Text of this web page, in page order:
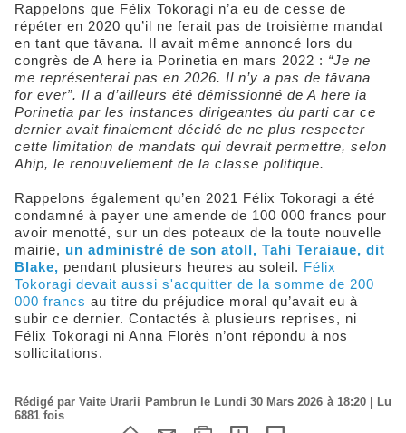
Rappelons que Félix Tokoragi n’a eu de cesse de
répéter en 2020 qu’il ne ferait pas de troisième mandat
en tant que tāvana. Il avait même annoncé lors du
congrès de A here ia Porinetia en mars 2022 : “Je ne
me représenterai pas en 2026. Il n’y a pas de tāvana
for ever”. Il a d’ailleurs été démissionné de A here ia
Porinetia par les instances dirigeantes du parti car ce
dernier avait finalement décidé de ne plus respecter
cette limitation de mandats qui devrait permettre, selon
Ahip, le renouvellement de la classe politique.
Rappelons également qu’en 2021 Félix Tokoragi a été
condamné à payer une amende de 100 000 francs pour
avoir menotté, sur un des poteaux de la toute nouvelle
mairie, un administré de son atoll, Tahi Teraiaue, dit
Blake, pendant plusieurs heures au soleil. Félix
Tokoragi devait aussi s'acquitter de la somme de 200
000 francs au titre du préjudice moral qu’avait eu à
subir ce dernier. Contactés à plusieurs reprises, ni
Félix Tokoragi ni Anna Florès n’ont répondu à nos
sollicitations.
Rédigé par Vaite Urarii Pambrun le Lundi 30 Mars 2026 à 18:20 | Lu
6881 fois